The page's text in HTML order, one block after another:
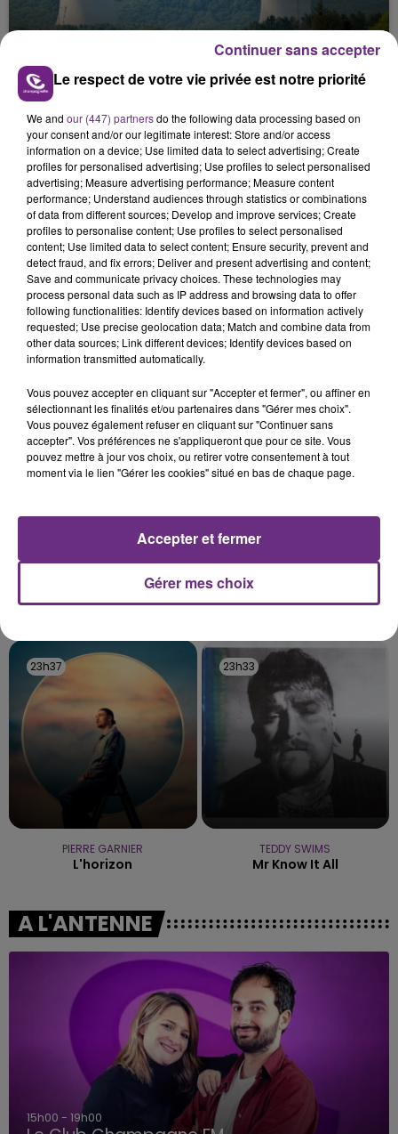
LA CENTRALE NUCLÉAIRE DE CHOOZ
TOUJOURS À L'ARRÊT
Cela fait déjà une semaine que la centrale
nucléaire ardennaise est à l'arrêt. Une situation
justifiée par la sécheresse intense qui est toujours
présente.
LE MAGASIN JOUÉCLUB DE REIMS FERME
SES PORTES
C'était l'une des institutions du centre-ville
rémois. Le magasin JouéClub est contraint de
fermer ses portes.
TITRES DIFFUSÉS
23h43
23h43
EVANESCENCE
23h39
23h39
TAME IMPALA & JENNIE
23h37
23h37
PIERRE GARNIER
L'horizon
23h33
23h33
TEDDY SWIMS
Mr Know It All
A L'ANTENNE
15h00 - 19h00
Le respect de votre vie privée est notre priorité
We and our (447) partnersdo the following data processing based on
your consent and/or our legitimate interest: Store and/or access
information on a device; Use limited data to select advertising; Create
profiles for personalised advertising; Use profiles to select personalised
advertising; Measure advertising performance; Measure content
performance; Understand audiences through statistics or combinations
of data from different sources; Develop and improve services; Create
profiles to personalise content; Use profiles to select personalised
content; Use limited data to select content; Ensure security, prevent and
detect fraud, and fix errors; Deliver and present advertising and content;
Save and communicate privacy choices. These technologies may
process personal data such as IP address and browsing data to offer
following functionalities: Identify devices based on information actively
requested; Use precise geolocation data; Match and combine data from
other data sources; Link different devices; Identify devices based on
information transmitted automatically.
Vous pouvez accepter en cliquant sur "Accepter et fermer", ou affiner en
sélectionnant les finalités et/ou partenaires dans "Gérer mes choix".
Vous pouvez également refuser en cliquant sur "Continuer sans
accepter". Vos préférences ne s'appliqueront que pour ce site. Vous
pouvez mettre à jour vos choix, ou retirer votre consentement à tout
moment via le lien "Gérer les cookies" situé en bas de chaque page.
Gérer mes choix
Accepter et fermer
Continuer sans accepter